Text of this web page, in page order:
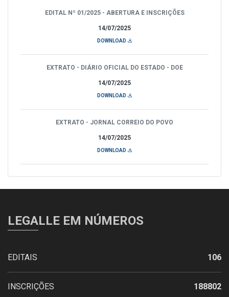
14/07/2025
EDITAL Nº 01/2025 - ABERTURA E INSCRIÇÕES
DOWNLOAD
14/07/2025
EXTRATO - DIÁRIO OFICIAL DO ESTADO - DOE
DOWNLOAD
14/07/2025
EXTRATO - JORNAL CORREIO DO POVO
DOWNLOAD
LEGALLE EM NÚMEROS
EDITAIS 106
INSCRIÇÕES 188802